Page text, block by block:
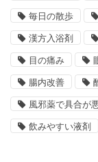
毎日の散歩
漢方入浴剤
目の痛み
腸内改善
風邪薬で具合が
飲みやすい液剤